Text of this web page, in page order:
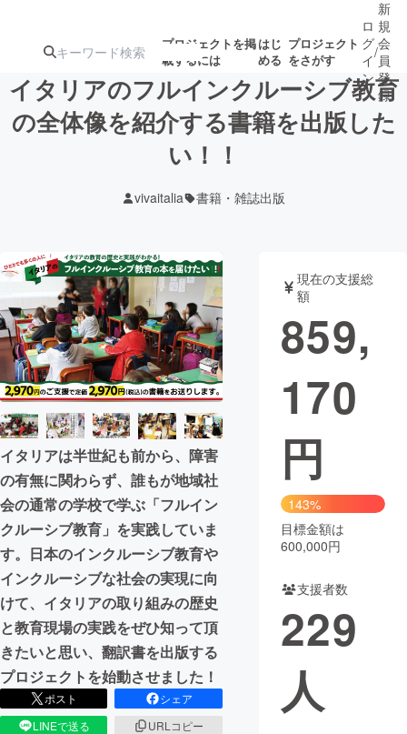
プロジェクトを掲
載するには
はじ
める
プロジェクト
をさがす
注目の新着プロ
募集終了が近いプ
テクノロジー・ガジェット
映像・映画 書籍・雑誌
ビジネス・起業 チャレンジ
まちづくり・地域活性化
CAMPFIRE for Social Good
CAMPFIRE Creation
CAMPFIREふるさと納税machi-ya コミュニティ
ロ
グ
イ
ン
/
新
規
会
員
登
録
イタリアのフルインクルーシブ教育
の全体像を紹介する書籍を出版した
い！！
vivaitalia 書籍・雑誌出版
イタリアは半世紀も前から、障害
の有無に関わらず、誰もが地域社
会の通常の学校で学ぶ「フルイン
クルーシブ教育」を実践していま
す。日本のインクルーシブ教育や
インクルーシブな社会の実現に向
けて、イタリアの取り組みの歴史
と教育現場の実践をぜひ知って頂
きたいと思い、翻訳書を出版する
プロジェクトを始動させました！
ポスト
シェア
LINEで送る
URLコピー
現在の支援総
額
859,
170
円
143%
目標金額は
600,000円
支援者数
229
人